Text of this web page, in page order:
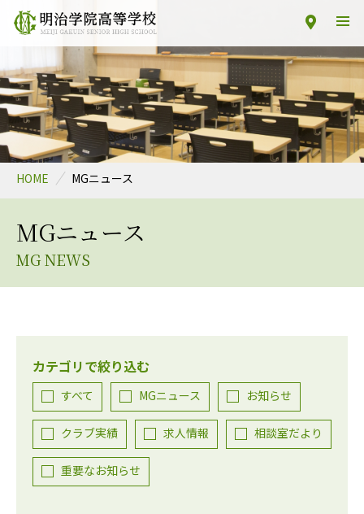
HOME MGニュース
MGニュース
MG NEWS
カテゴリで絞り込む
すべて MGニュース お知らせ
クラブ実績 求人情報 相談室だより
重要なお知らせ